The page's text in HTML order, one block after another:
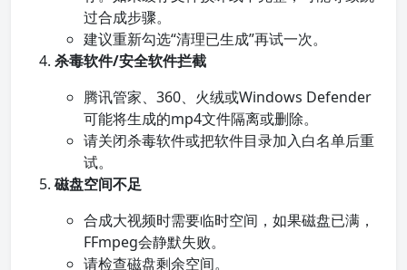
过合成步骤。
建议重新勾选“清理已生成”再试一次。
杀毒软件/安全软件拦截
腾讯管家、360、火绒或Windows Defender
可能将生成的mp4文件隔离或删除。
请关闭杀毒软件或把软件目录加入白名单后重
试。
磁盘空间不足
合成大视频时需要临时空间，如果磁盘已满，
FFmpeg会静默失败。
请检查磁盘剩余空间。